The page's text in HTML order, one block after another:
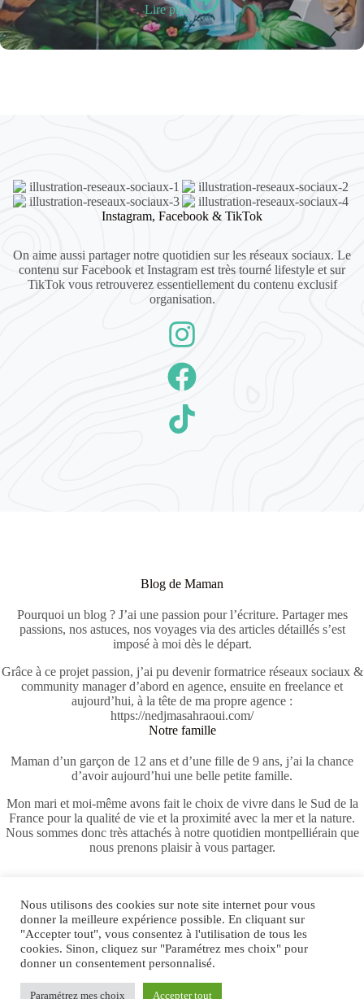
Lire plus
Instagram, Facebook & TikTok
On aime aussi partager notre quotidien sur les réseaux sociaux. Le
contenu sur Facebook et Instagram est très tourné lifestyle et sur
TikTok vous retrouverez essentiellement du contenu exclusif
organisation.
Blog de Maman
Pourquoi un blog ? J’ai une passion pour l’écriture. Partager mes
passions, nos astuces, nos voyages via des articles détaillés s’est
imposé à moi dès le départ.
Grâce à ce projet passion, j’ai pu devenir formatrice réseaux sociaux &
community manager d’abord en agence, ensuite en freelance et
aujourd’hui, à la tête de ma propre agence :
https://nedjmasahraoui.com/
Notre famille
Maman d’un garçon de 12 ans et d’une fille de 9 ans, j’ai la chance
d’avoir aujourd’hui une belle petite famille.
Mon mari et moi-même avons fait le choix de vivre dans le Sud de la
France pour la qualité de vie et la proximité avec la mer et la nature.
Nous sommes donc très attachés à notre quotidien montpelliérain que
nous prenons plaisir à vous partager.
Accueil Blog À propos Contact
Liens utiles
Nous utilisons des cookies sur note site internet pour vous
donner la meilleure expérience possible. En cliquant sur
"Accepter tout", vous consentez à l'utilisation de tous les
cookies. Sinon, cliquez sur "Paramétrez mes choix" pour
donner un consentement personnalisé.
Paramétrez mes choix Accepter tout